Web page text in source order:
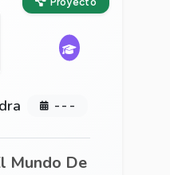
- - -
Mundo De